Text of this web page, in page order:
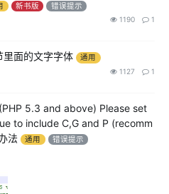
新书版 错误提示
1190 1
里面的文字字体 通用
1127 1
5.3 and above) Please set
to include C,G and P (recomm
法
通用 错误提示